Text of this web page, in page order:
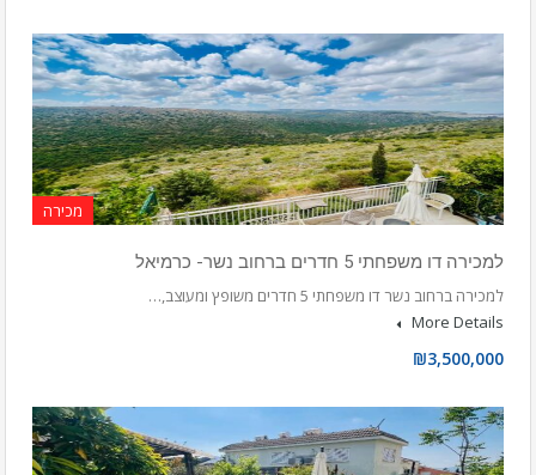
מכירה
למכירה דו משפחתי 5 חדרים ברחוב נשר- כרמיאל
למכירה ברחוב נשר דו משפחתי 5 חדרים משופץ ומעוצב,…
More Details
₪3,500,000